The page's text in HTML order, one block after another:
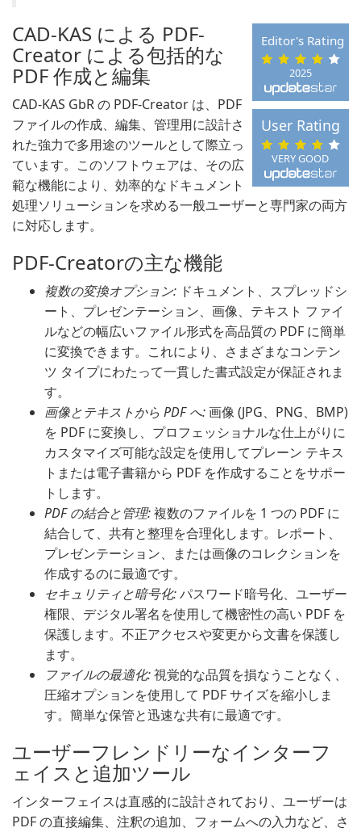
2025
Editor's Rating
VERY GOOD
User Rating
CAD-KAS による PDF-
Creator による包括的な
PDF 作成と編集
CAD-KAS GbR の PDF-Creator は、PDF
ファイルの作成、編集、管理用に設計さ
れた強力で多用途のツールとして際立っ
ています。このソフトウェアは、その広
範な機能により、効率的なドキュメント
処理ソリューションを求める一般ユーザーと専門家の両方
に対応します。
PDF-Creatorの主な機能
複数の変換オプション: ドキュメント、スプレッドシ
ート、プレゼンテーション、画像、テキスト ファイ
ルなどの幅広いファイル形式を高品質の PDF に簡単
に変換できます。これにより、さまざまなコンテン
ツ タイプにわたって一貫した書式設定が保証されま
す。
画像とテキストから PDF へ:画像 (JPG、PNG、BMP)
を PDF に変換し、プロフェッショナルな仕上がりに
カスタマイズ可能な設定を使用してプレーン テキス
トまたは電子書籍から PDF を作成することをサポー
トします。
PDF の結合と管理:複数のファイルを 1 つの PDF に
結合して、共有と整理を合理化します。レポート、
プレゼンテーション、または画像のコレクションを
作成するのに最適です。
セキュリティと暗号化:パスワード暗号化、ユーザー
権限、デジタル署名を使用して機密性の高い PDF を
保護します。不正アクセスや変更から文書を保護し
ます。
ファイルの最適化:視覚的な品質を損なうことなく、
圧縮オプションを使用して PDF サイズを縮小しま
す。簡単な保管と迅速な共有に最適です。
ユーザーフレンドリーなインターフ
ェイスと追加ツール
インターフェイスは直感的に設計されており、ユーザーは
PDF の直接編集、注釈の追加、フォームへの入力など、さ